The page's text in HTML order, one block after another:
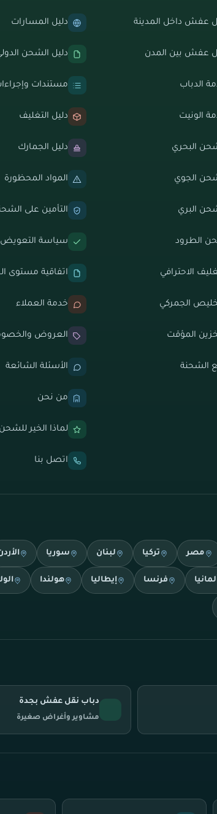
عفش داخل المدينة
عفش بين المدن
الدباب
الونيت
البحري
الجوي
البري
الطرود
الاحترافي
الجمركي
المؤقت
الشحنة
دليل المسارات
دليل الشحن
مستندات
دليل التغليف
دليل الجمارك
المواد المحظورة
التأمين على
سياسة التعويض
اتفاقية مستوى
خدمة العملاء
العروض
الأسئلة الشائعة
من نحن
لماذا الخير للشحن
اتصل بنا
مصر تركيا لبنان سوريا
فرنسا إيطاليا هولندا
دباب نقل عفش بجدة
مشاوير وأغراض صغيرة